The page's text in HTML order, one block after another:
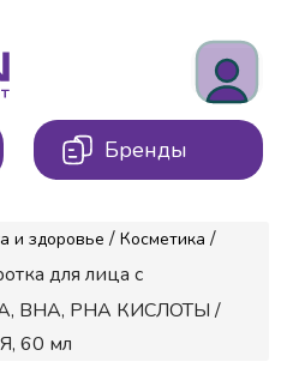
Бренды
и здоровье / Косметика /
для лица с
BHA, PHA КИСЛОТЫ /
60 мл